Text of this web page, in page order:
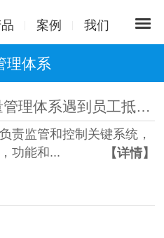
案例 我们
理体系
质量管理体系遇到员工抵触心理怎么处理
责监管和控制关键系统，
功能和...
【详情】